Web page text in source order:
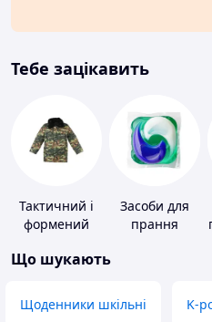
Тебе зацікавить
Тактичний і
формений
Засоби для
прання
Що шукають
Щоденники шкільні K-